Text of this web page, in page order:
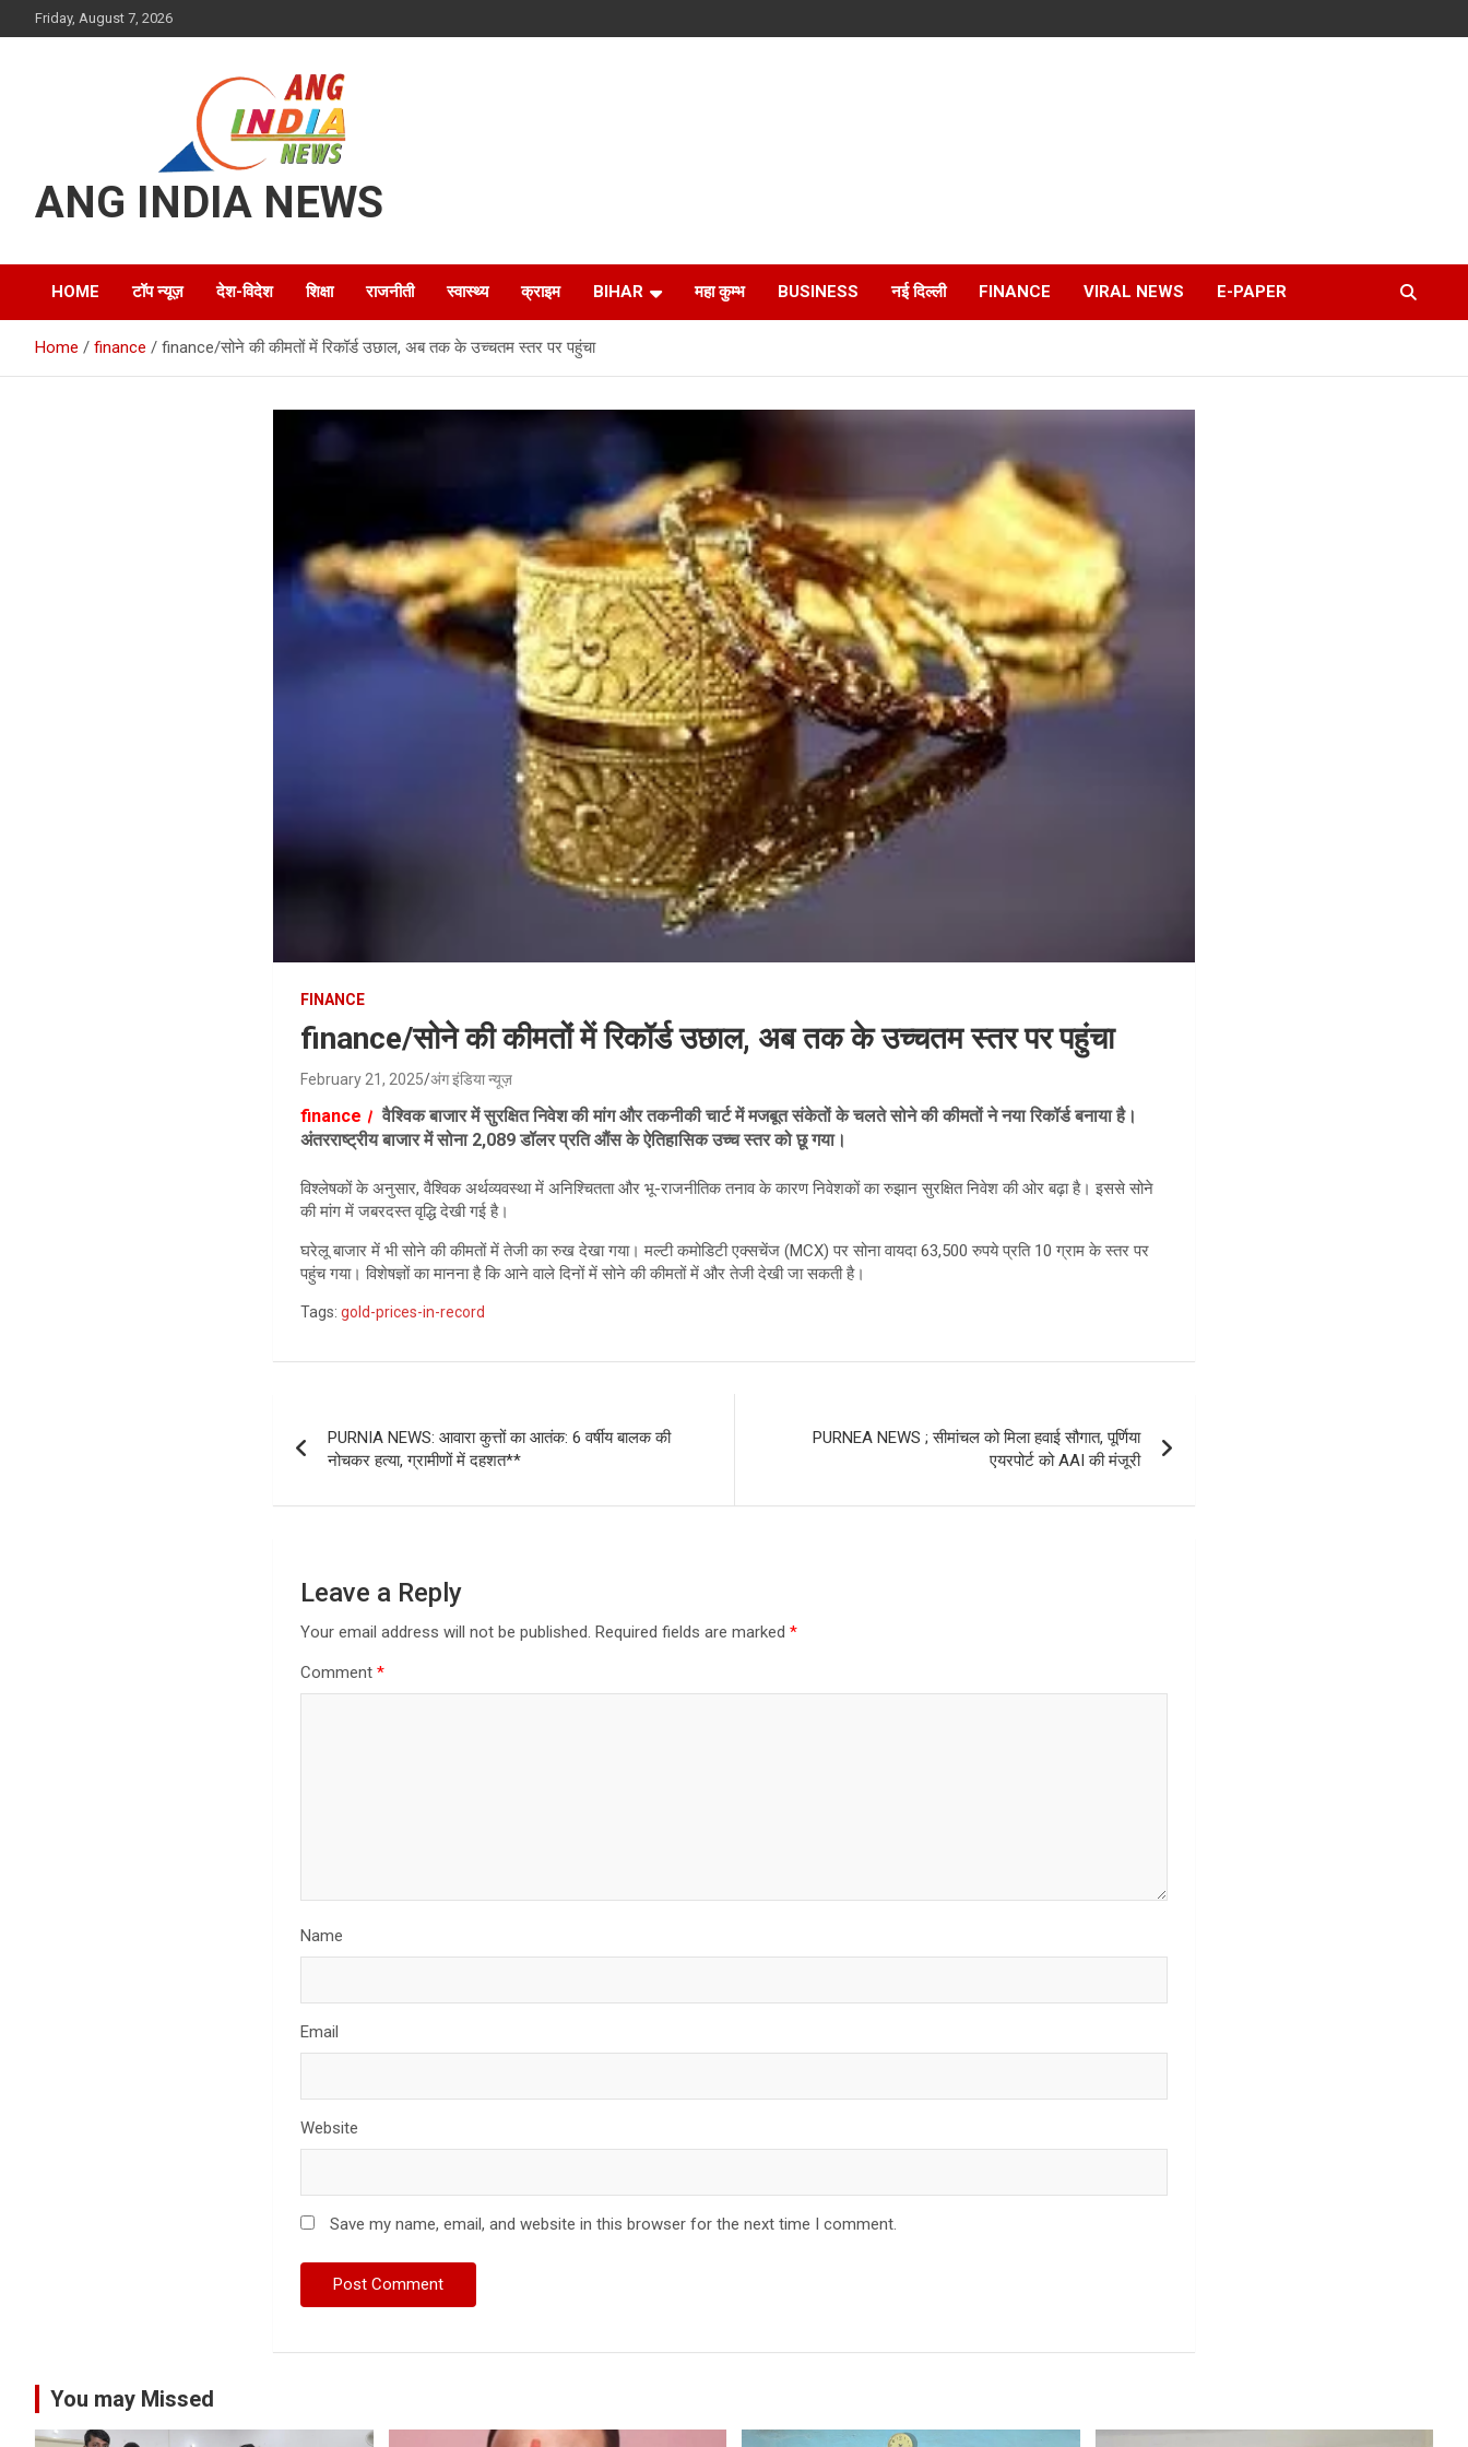
to
Friday, August 7, 2026
ANG INDIA NEWS
HOME टॉप न्यूज़ देश-विदेश शिक्षा राजनीती स्वास्थ्य क्राइम BIHAR महा कुम्भ BUSINESS नई दिल्ली FINANCE VIRAL NEWS E-PAPER
Home finance finance/सोने की कीमतों में रिकॉर्ड उछाल, अब तक के उच्चतम स्तर पर पहुंचा
FINANCE
finance/सोने की कीमतों में रिकॉर्ड उछाल, अब तक के उच्चतम स्तर पर पहुंचा
February 21, 2025 अंग इंडिया न्यूज़
finance ।वैश्विक बाजार में सुरक्षित निवेश की मांग और तकनीकी चार्ट में मजबूत संकेतों के चलते सोने की कीमतों ने नया रिकॉर्ड बनाया है।
अंतरराष्ट्रीय बाजार में सोना 2,089 डॉलर प्रति औंस के ऐतिहासिक उच्च स्तर को छू गया।
विश्लेषकों के अनुसार, वैश्विक अर्थव्यवस्था में अनिश्चितता और भू-राजनीतिक तनाव के कारण निवेशकों का रुझान सुरक्षित निवेश की ओर बढ़ा है। इससे सोने
की मांग में जबरदस्त वृद्धि देखी गई है।
घरेलू बाजार में भी सोने की कीमतों में तेजी का रुख देखा गया। मल्टी कमोडिटी एक्सचेंज (MCX) पर सोना वायदा 63,500 रुपये प्रति 10 ग्राम के स्तर पर
पहुंच गया। विशेषज्ञों का मानना है कि आने वाले दिनों में सोने की कीमतों में और तेजी देखी जा सकती है।
Tags: gold-prices-in-record
navigation
PURNIA NEWS: आवारा कुत्तों का आतंक: 6 वर्षीय बालक की
नोचकर हत्या, ग्रामीणों में दहशत**
PURNEA NEWS ; सीमांचल को मिला हवाई सौगात, पूर्णिया
एयरपोर्ट को AAI की मंजूरी
Leave a Reply
Your email address will not be published. Required fields are marked*
Comment*
Name
Email
Website
Save my name, email, and website in this browser for the next time I comment.
You may Missed